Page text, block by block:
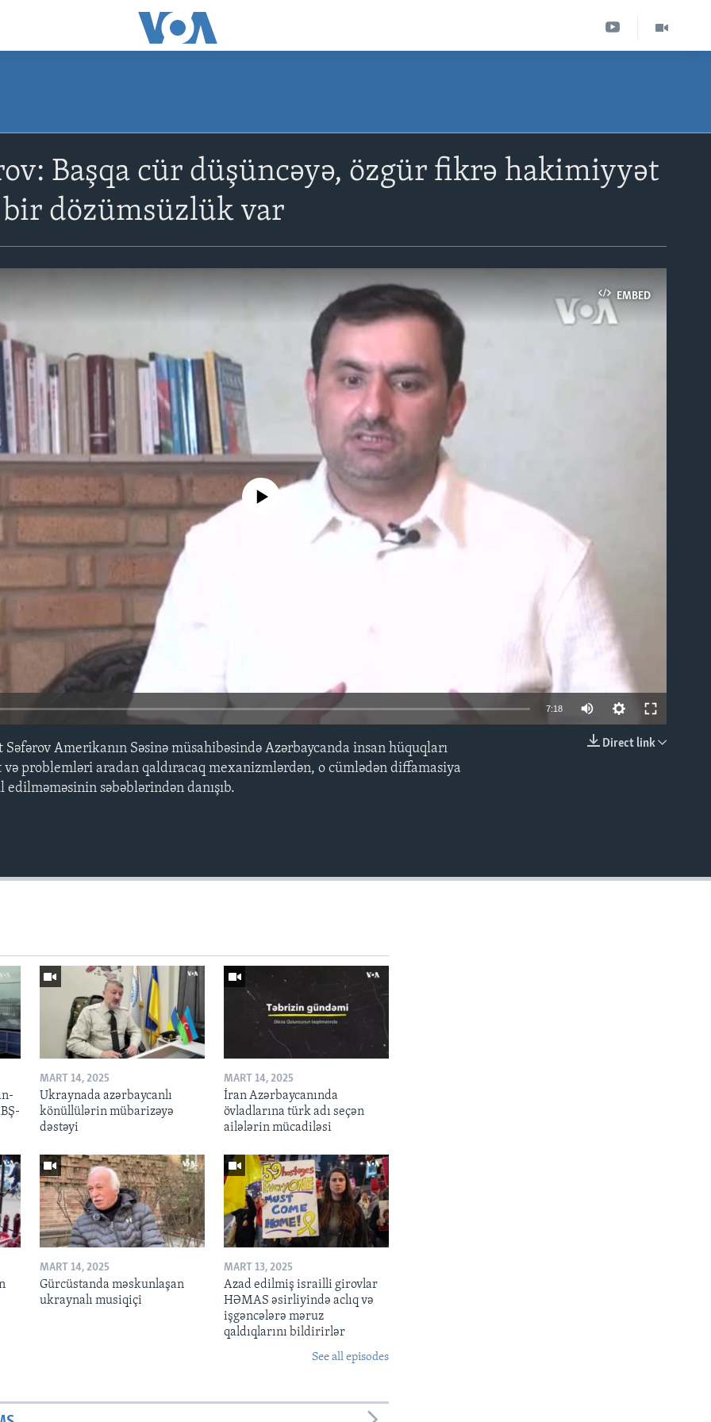
Başqa cür düşüncəyə, özgür fikrə hakimiyyət
dözümsüzlük var
EMBED
No media source currently available
7:18
Direct link
Amerikanın Səsinə müsahibəsində Azərbaycanda insan hüquqları
və problemləri aradan qaldıracaq mexanizmlərdən, o cümlədən diffamasiya
edilməməsinin səbəblərindən danışıb.
MART 14, 2025
Ukraynada azərbaycanlı
könüllülərin mübarizəyə
dəstəyi
MART 14, 2025
İran Azərbaycanında
övladlarına türk adı seçən
ailələrin mücadiləsi
MART 14, 2025
Gürcüstanda məskunlaşan
ukraynalı musiqiçi
MART 13, 2025
Azad edilmiş israilli girovlar
HƏMAS əsirliyində aclıq və
işgəncələrə məruz
qaldıqlarını bildirirlər
See all episodes